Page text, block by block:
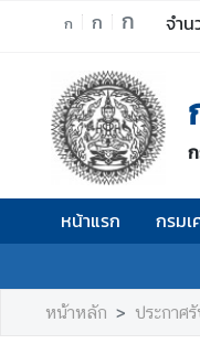
ก ก ก จำน
หน้าแรก กรมเ
น้
า
แ
ก
ก
ม
หน้าหลัก ประกาศ